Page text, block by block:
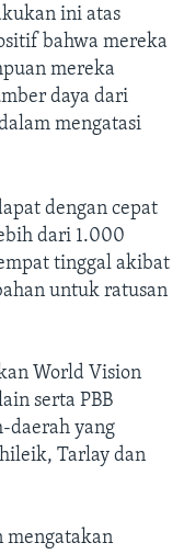
ini atas
bahwa mereka
mereka
daya dari
mengatasi
dengan cepat
dari 1.000
tinggal akibat
untuk ratusan
World Vision
serta PBB
daerah yang
Tarlay dan
mengatakan